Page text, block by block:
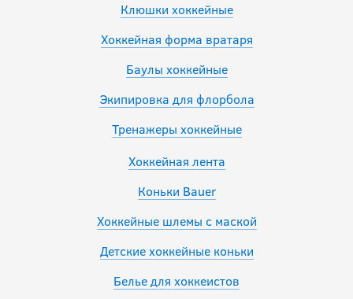
Клюшки хоккейные
Хоккейная форма вратаря
Баулы хоккейные
Экипировка для флорбола
Тренажеры хоккейные
Хоккейная лента
Коньки Bauer
Хоккейные шлемы с маской
Детские хоккейные коньки
Белье для хоккеистов